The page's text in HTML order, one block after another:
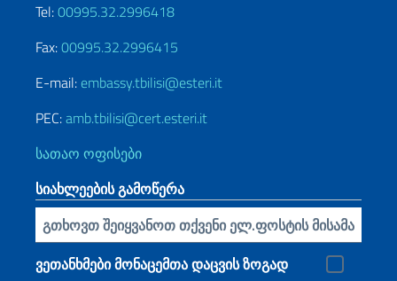
Tel:00995.32.2996418
Fax:00995.32.2996415
E-mail: embassy.tbilisi@esteri.it
PEC:amb.tbilisi@cert.esteri.it
სათაო ოფისები
სიახლეების გამოწერა
ჩადეთ თქვენი ელ.წერილი
ვეთანხმები მონაცემთა დაცვის ზოგად